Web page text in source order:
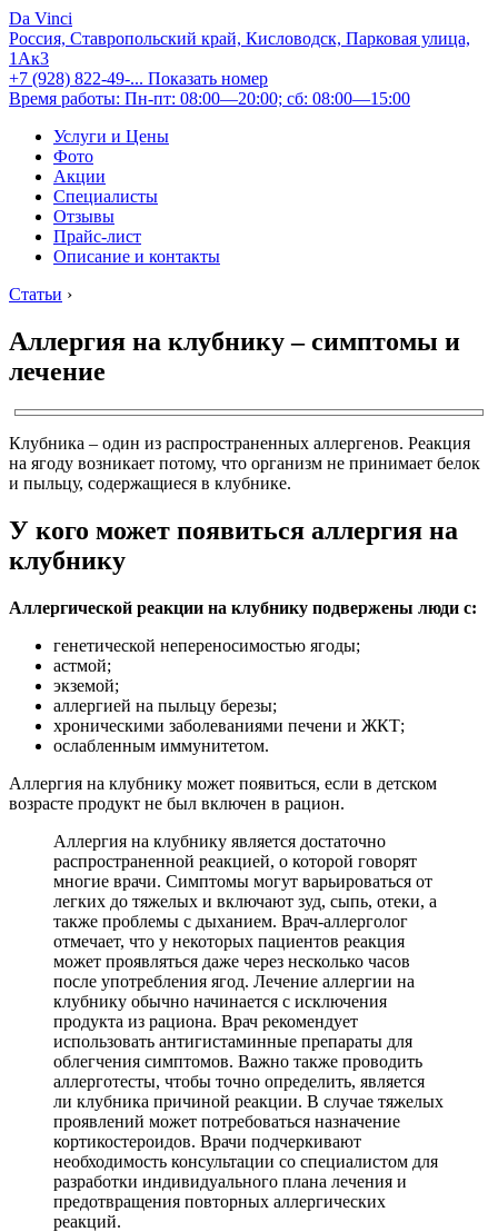
Da Vinci
Россия, Ставропольский край, Кисловодск, Парковая улица,
1Ак3
+7 (928) 822-49-... Показать номер
Время работы: Пн-пт: 08:00—20:00; сб: 08:00—15:00
Услуги и Цены
Фото
Акции
Специалисты
Отзывы
Прайс-лист
Описание и контакты
Статьи ›
Аллергия на клубнику – симптомы и
лечение
Клубника – один из распространенных аллергенов. Реакция
на ягоду возникает потому, что организм не принимает белок
и пыльцу, содержащиеся в клубнике.
У кого может появиться аллергия на
клубнику
Аллергической реакции на клубнику подвержены люди с:
генетической непереносимостью ягоды;
астмой;
экземой;
аллергией на пыльцу березы;
хроническими заболеваниями печени и ЖКТ;
ослабленным иммунитетом.
Аллергия на клубнику может появиться, если в детском
возрасте продукт не был включен в рацион.
Аллергия на клубнику является достаточно
распространенной реакцией, о которой говорят
многие врачи. Симптомы могут варьироваться от
легких до тяжелых и включают зуд, сыпь, отеки, а
также проблемы с дыханием. Врач-аллерголог
отмечает, что у некоторых пациентов реакция
может проявляться даже через несколько часов
после употребления ягод. Лечение аллергии на
клубнику обычно начинается с исключения
продукта из рациона. Врач рекомендует
использовать антигистаминные препараты для
облегчения симптомов. Важно также проводить
аллерготесты, чтобы точно определить, является
ли клубника причиной реакции. В случае тяжелых
проявлений может потребоваться назначение
кортикостероидов. Врачи подчеркивают
необходимость консультации со специалистом для
разработки индивидуального плана лечения и
предотвращения повторных аллергических
реакций.